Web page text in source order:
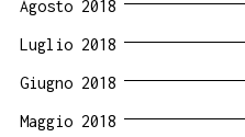
Agosto 2018
Luglio 2018
Giugno 2018
Maggio 2018